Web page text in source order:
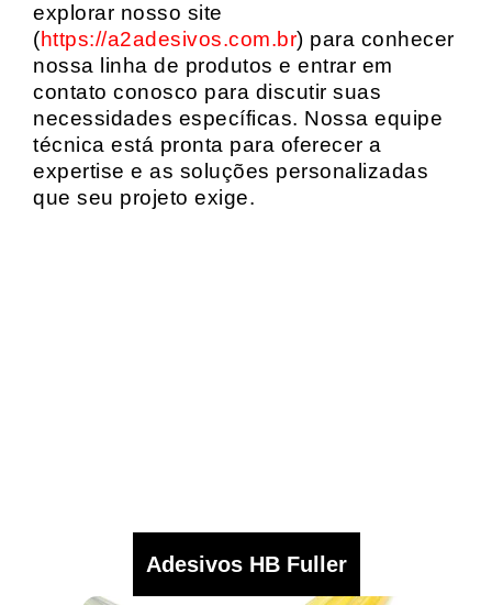
explorar nosso site
(https://a2adesivos.com.br) para conhecer
nossa linha de produtos e entrar em
contato conosco para discutir suas
necessidades específicas. Nossa equipe
técnica está pronta para oferecer a
expertise e as soluções personalizadas
que seu projeto exige.
Adesivos HB Fuller